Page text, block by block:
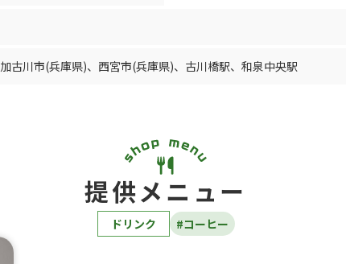
加古川市(兵庫県)、 西宮市(兵庫県)、 古川橋駅、 和泉中央駅
提供メニュー
ドリンク #コーヒー